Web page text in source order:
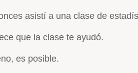
asistí a una clase de
que la clase te ayudó.
es posible.